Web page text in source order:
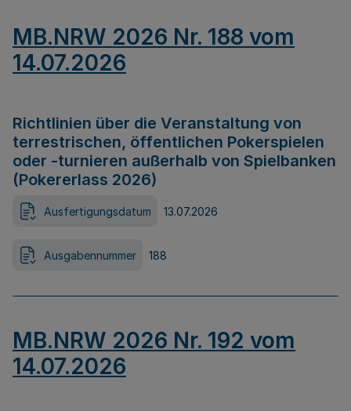
MB.NRW 2026 Nr. 188 vom
14.07.2026
Richtlinien über die Veranstaltung von
terrestrischen, öffentlichen Pokerspielen
oder -turnieren außerhalb von Spielbanken
(Pokererlass 2026)
Ausfertigungsdatum 13.07.2026
Ausgabennummer 188
MB.NRW 2026 Nr. 192 vom
14.07.2026